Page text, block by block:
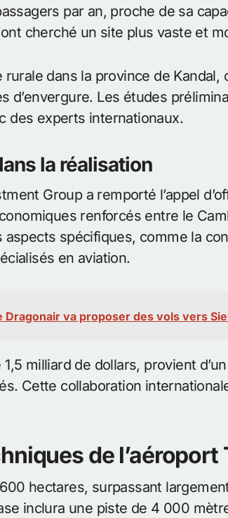
par an, proche de sa
cherché un site plus vaste et
dans la province de Kandal,
d’envergure. Les études
des experts internationaux.
la réalisation
Group a remporté l’appel
renforcés entre le
aspects spécifiques, comme la
en aviation.
Dragonair va proposer des vols vers
milliard de dollars, provient
Cette collaboration
de l’aéroport
600 hectares, surpassant
inclura une piste de 4 000